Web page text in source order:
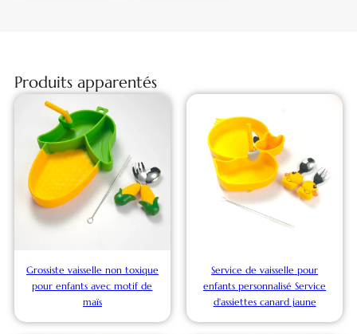
Produits apparentés
Grossiste vaisselle non toxique
pour enfants avec motif de
maïs
Service de vaisselle pour
enfants personnalisé Service
d'assiettes canard jaune